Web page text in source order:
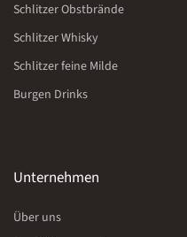
Schlitzer Obstbrände
Schlitzer Whisky
Schlitzer feine Milde
Burgen Drinks
Unternehmen
Über uns